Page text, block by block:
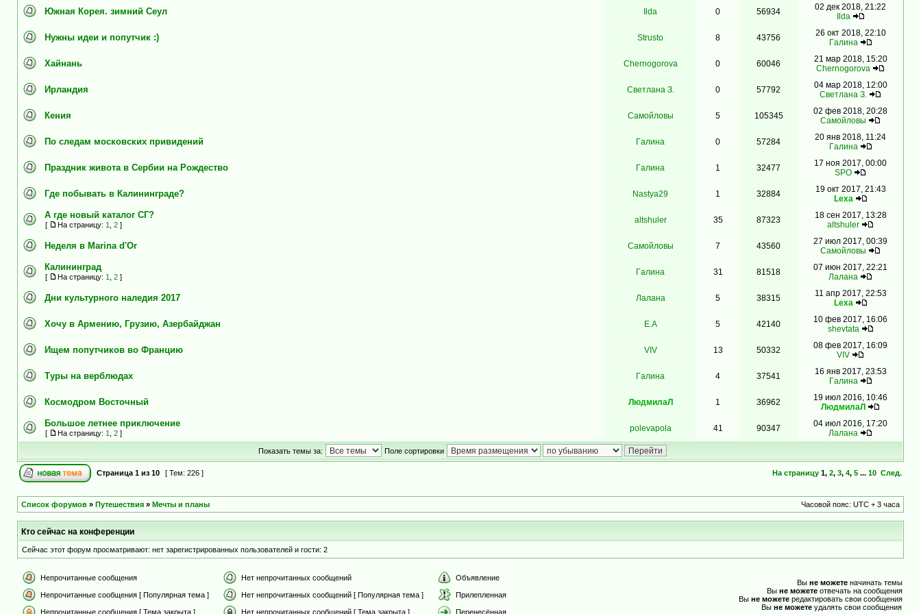
Южная Корея. зимний Сеул Ilda 0 56934
02 дек 2018, 21:22
Ilda
Нужны идеи и попутчик :) Strusto 8 43756
26 окт 2018, 22:10
Гaлинa
Хайнань Chernogorova 0 60046
21 мар 2018, 15:20
Chernogorova
Ирландия Светлана З. 0 57792
04 мар 2018, 12:00
Светлана З.
Кения Самойловы 5 105345
02 фев 2018, 20:28
Самойловы
По следам московских привидений Гaлинa 0 57284
20 янв 2018, 11:24
Гaлинa
Праздник живота в Сербии на Рождество Гaлинa 1 32477
17 ноя 2017, 00:00
SPO
Где побывать в Калининграде? Nastya29 1 32884
19 окт 2017, 21:43
Lexa
А где новый каталог СГ?
[ На страницу: 1 2 ]
altshuler 35 87323
18 сен 2017, 13:28
altshuler
Неделя в Marina d'Or Самойловы 7 43560
27 июл 2017, 00:39
Самойловы
Калининград
[ На страницу: 1 2 ]
Гaлинa 31 81518
07 июн 2017, 22:21
Лалана
Дни культурного наледия 2017 Лалана 5 38315
11 апр 2017, 22:53
Lexa
Хочу в Армению, Грузию, Азербайджан Е.А 5 42140
10 фев 2017, 16:06
shevtata
Ищем попутчиков во Францию VIV 13 50332
08 фев 2017, 16:09
VIV
Туры на верблюдах Гaлинa 4 37541
16 янв 2017, 23:53
Гaлинa
Космодром Восточный ЛюдмилаЛ 1 36962
19 июл 2016, 10:46
ЛюдмилаЛ
Большое летнее приключение
[ На страницу: 1 2 ]
polevapola 41 90347
04 июл 2016, 17:20
Лалана
Показать темы за: Поле сортировки
Страница 1 из 10 [ Тем: 226 ] На страницу 1, 2, 3, 4, 5 ... 10 След.
Список форумов » Путешествия » Мечты и планы Часовой пояс: UTC + 3 часа
Кто сейчас на конференции
Сейчас этот форум просматривают: нет зарегистрированных пользователей и гости: 2
Непрочитанные сообщения Нет непрочитанных сообщений Объявление
Непрочитанные сообщения [ Популярная тема ] Нет непрочитанных сообщений [ Популярная тема ] Прилепленная
Непрочитанные сообщения [ Тема закрыта ] Нет непрочитанных сообщений [ Тема закрыта ] Перенесённая
Вы не можете начинать темы
Вы не можете отвечать на сообщения
Вы не можете редактировать свои сообщения
Вы не можете удалять свои сообщения